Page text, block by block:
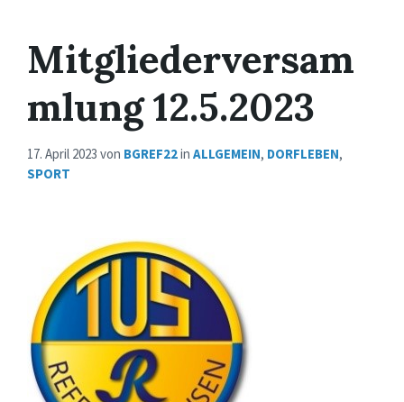
Mitgliederversam
mlung 12.5.2023
17. April 2023 von BGREF22in ALLGEMEIN, DORFLEBEN,
SPORT